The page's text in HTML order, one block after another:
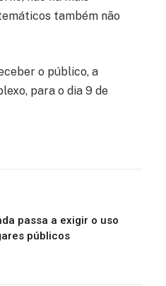
também não
o público, a
para o dia 9 de
passa a exigir o uso
públicos